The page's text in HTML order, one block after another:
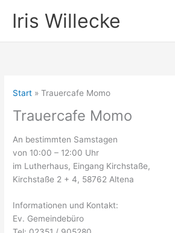
InhaltIris Willecke
Start Trauercafe Momo
Trauercafe Momo
An bestimmten Samstagen
von 10:00 – 12:00 Uhr
im Lutherhaus, Eingang Kirchstaße,
Kirchstaße 2 + 4, 58762 Altena
Informationen und Kontakt:
Ev. Gemeindebüro